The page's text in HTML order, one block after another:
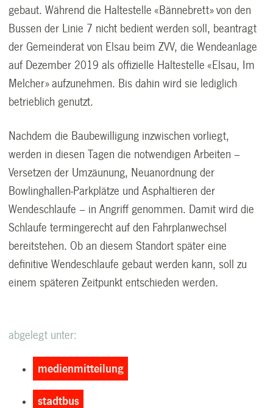
gebaut. Während die Haltestelle «Bännebrett» von den
Bussen der Linie 7 nicht bedient werden soll, beantragt
der Gemeinderat von Elsau beim ZVV, die Wendeanlage
auf Dezember 2019 als offizielle Haltestelle «Elsau, Im
Melcher» aufzunehmen. Bis dahin wird sie lediglich
betrieblich genutzt.
Nachdem die Baubewilligung inzwischen vorliegt,
werden in diesen Tagen die notwendigen Arbeiten –
Versetzen der Umzäunung, Neuanordnung der
Bowlinghallen-Parkplätze und Asphaltieren der
Wendeschlaufe – in Angriff genommen. Damit wird die
Schlaufe termingerecht auf den Fahrplanwechsel
bereitstehen. Ob an diesem Standort später eine
definitive Wendeschlaufe gebaut werden kann, soll zu
einem späteren Zeitpunkt entschieden werden.
abgelegt unter:
medienmitteilung
stadtbus